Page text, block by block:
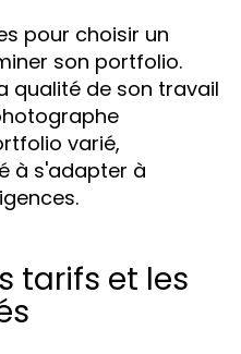
pour choisir un
son portfolio.
qualité de son travail
varié,
à s'adapter à
tarifs et les